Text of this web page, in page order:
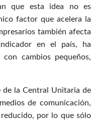
que esta idea no es
factor que acelera la
también afecta
en el país, ha
cambios pequeños,
de la Central Unitaria de
de comunicación,
por lo que sólo